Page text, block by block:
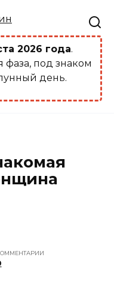
2026 года.
фаза, под знаком
день.